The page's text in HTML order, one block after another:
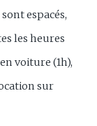
espacés,
les heures
voiture (1h),
sur